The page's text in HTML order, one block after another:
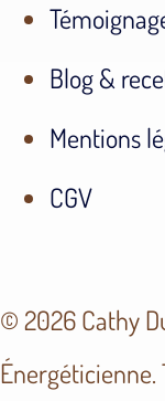
Blog &
Mentions
CGV
© 2026 Cathy
Énergéticienne.